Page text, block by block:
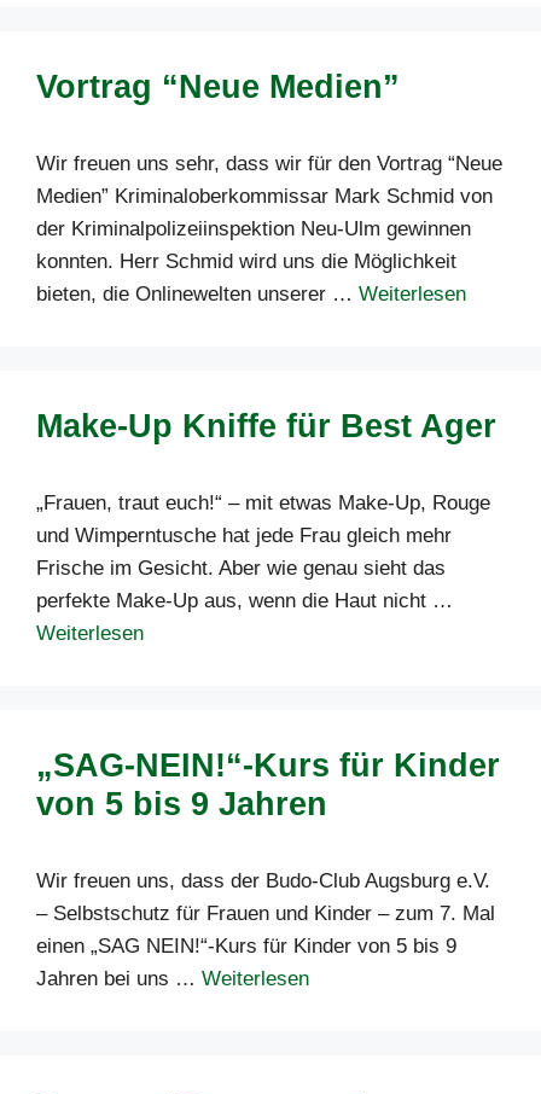
Vortrag “Neue Medien”
Wir freuen uns sehr, dass wir für den Vortrag “Neue
Medien” Kriminaloberkommissar Mark Schmid von
der Kriminalpolizeiinspektion Neu-Ulm gewinnen
konnten. Herr Schmid wird uns die Möglichkeit
bieten, die Onlinewelten unserer … Weiterlesen
Make-Up Kniffe für Best Ager
„Frauen, traut euch!“ – mit etwas Make-Up, Rouge
und Wimperntusche hat jede Frau gleich mehr
Frische im Gesicht. Aber wie genau sieht das
perfekte Make-Up aus, wenn die Haut nicht …
Weiterlesen
„SAG-NEIN!“-Kurs für Kinder
von 5 bis 9 Jahren
Wir freuen uns, dass der Budo-Club Augsburg e.V.
– Selbstschutz für Frauen und Kinder – zum 7. Mal
einen „SAG NEIN!“-Kurs für Kinder von 5 bis 9
Jahren bei uns … Weiterlesen